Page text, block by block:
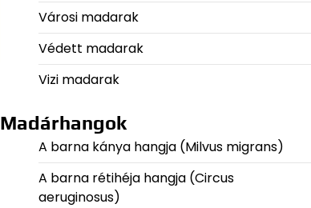
Városi madarak
Védett madarak
Vizi madarak
Madárhangok
A barna kánya hangja (Milvus migrans)
A barna rétihéja hangja (Circus
aeruginosus)